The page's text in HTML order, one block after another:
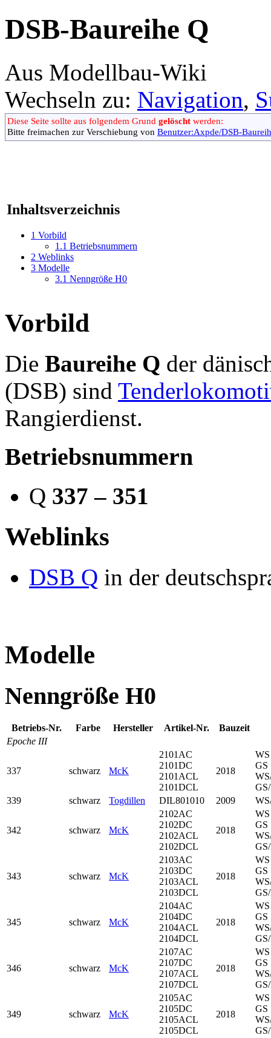
DSB-Baureihe Q
Aus Modellbau-Wiki
Wechseln zu: Navigation,
Diese Seite sollte aus folgendem Grund gelöscht werden:
Bitte freimachen zur Verschiebung von Benutzer:Axpde/DSB-
Inhaltsverzeichnis
1 Vorbild
1.1 Betriebsnummern
2 Weblinks
3 Modelle
3.1 Nenngröße H0
Vorbild
Die Baureihe Q der
(DSB) sind
Rangierdienst.
Betriebsnummern
Q 337 – 351
Weblinks
DSB Q in der
Modelle
Nenngröße H0
Betriebs-Nr. Farbe Her­steller Artikel-Nr.
Bauzeit
Epoche III
337 schwarz McK
2101AC
2101DC
2101ACL
2101DCL
2018
WS
GS
339
schwarz Togdillen DIL801010 2009
342 schwarz McK
2102AC
2102DC
2102ACL
2102DCL
2018
WS
GS
343 schwarz McK
2103AC
2103DC
2103ACL
2103DCL
2018
WS
GS
345 schwarz McK
2104AC
2104DC
2104ACL
2104DCL
2018
WS
GS
346 schwarz McK
2107AC
2107DC
2107ACL
2107DCL
2018
WS
GS
349 schwarz McK
2105AC
2105DC
2105ACL
2105DCL
2018
WS
GS